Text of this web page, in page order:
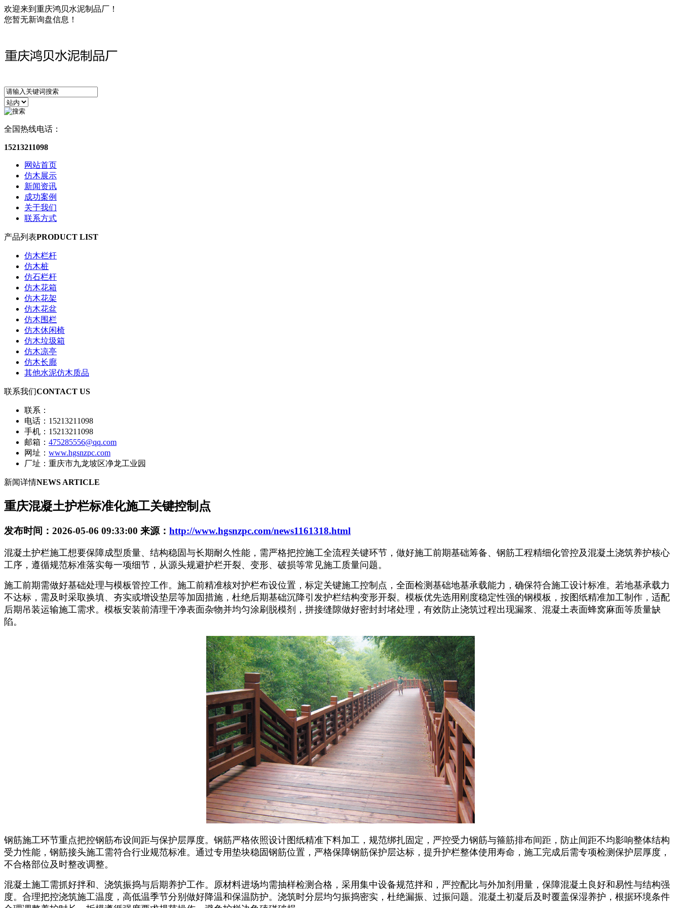
欢迎来到重庆鸿贝水泥制品厂！
您暂无新询盘信息！
全国热线电话：
15213211098
网站首页
仿木展示
新闻资讯
成功案例
关于我们
联系方式
产品列表PRODUCT LIST
仿木栏杆
仿木桩
仿石栏杆
仿木花箱
仿木花架
仿木花盆
仿木围栏
仿木休闲椅
仿木垃圾箱
仿木凉亭
仿木长廊
其他水泥仿木质品
联系我们CONTACT US
联系：
电话：15213211098
手机：15213211098
邮箱： 475285556@qq.com
网址： www.hgsnzpc.com
厂址：重庆市九龙坡区净龙工业园
新闻详情NEWS ARTICLE
重庆混凝土护栏标准化施工关键控制点
发布时间：2026-05-06 09:33:00 来源： http://www.hgsnzpc.com/news1161318.html
混凝土护栏施工想要保障成型质量、结构稳固与长期耐久性能，需严格把控施工全流程关键环节，做好施工前期基础筹备、钢筋工程精细化管控及混凝土浇筑养护核心
工序，遵循规范标准落实每一项细节，从源头规避护栏开裂、变形、破损等常见施工质量问题。
施工前期需做好基础处理与模板管控工作。施工前精准核对护栏布设位置，标定关键施工控制点，全面检测基础地基承载能力，确保符合施工设计标准。若地基承载力
不达标，需及时采取换填、夯实或增设垫层等加固措施，杜绝后期基础沉降引发护栏结构变形开裂。模板优先选用刚度稳定性强的钢模板，按图纸精准加工制作，适配
后期吊装运输施工需求。模板安装前清理干净表面杂物并均匀涂刷脱模剂，拼接缝隙做好密封封堵处理，有效防止浇筑过程出现漏浆、混凝土表面蜂窝麻面等质量缺
陷。
钢筋施工环节重点把控钢筋布设间距与保护层厚度。钢筋严格依照设计图纸精准下料加工，规范绑扎固定，严控受力钢筋与箍筋排布间距，防止间距不均影响整体结构
受力性能，钢筋接头施工需符合行业规范标准。通过专用垫块稳固钢筋位置，严格保障钢筋保护层达标，提升护栏整体使用寿命，施工完成后需专项检测保护层厚度，
不合格部位及时整改调整。
混凝土施工需抓好拌和、浇筑振捣与后期养护工作。原材料进场均需抽样检测合格，采用集中设备规范拌和，严控配比与外加剂用量，保障混凝土良好和易性与结构强
度。合理把控浇筑施工温度，高低温季节分别做好降温和保温防护。浇筑时分层均匀振捣密实，杜绝漏振、过振问题。混凝土初凝后及时覆盖保湿养护，根据环境条件